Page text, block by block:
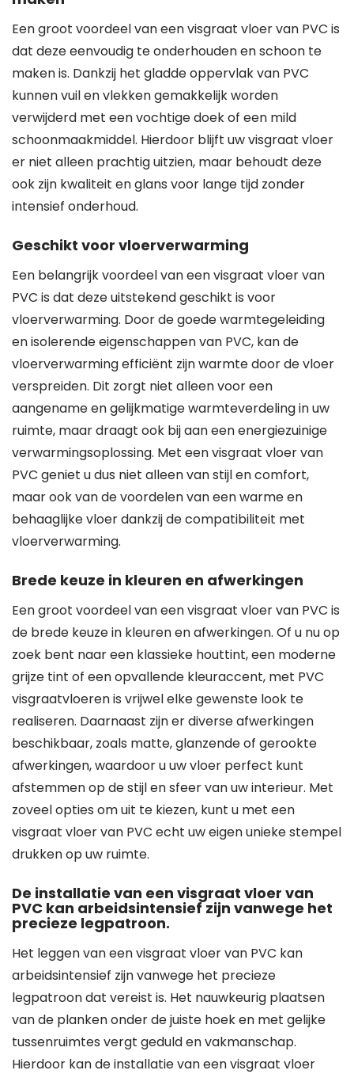
Een groot voordeel van een visgraat vloer van PVC is
dat deze eenvoudig te onderhouden en schoon te
maken is. Dankzij het gladde oppervlak van PVC
kunnen vuil en vlekken gemakkelijk worden
verwijderd met een vochtige doek of een mild
schoonmaakmiddel. Hierdoor blijft uw visgraat vloer
er niet alleen prachtig uitzien, maar behoudt deze
ook zijn kwaliteit en glans voor lange tijd zonder
intensief onderhoud.
Geschikt voor vloerverwarming
Een belangrijk voordeel van een visgraat vloer van
PVC is dat deze uitstekend geschikt is voor
vloerverwarming. Door de goede warmtegeleiding
en isolerende eigenschappen van PVC, kan de
vloerverwarming efficiënt zijn warmte door de vloer
verspreiden. Dit zorgt niet alleen voor een
aangename en gelijkmatige warmteverdeling in uw
ruimte, maar draagt ook bij aan een energiezuinige
verwarmingsoplossing. Met een visgraat vloer van
PVC geniet u dus niet alleen van stijl en comfort,
maar ook van de voordelen van een warme en
behaaglijke vloer dankzij de compatibiliteit met
vloerverwarming.
Brede keuze in kleuren en afwerkingen
Een groot voordeel van een visgraat vloer van PVC is
de brede keuze in kleuren en afwerkingen. Of u nu op
zoek bent naar een klassieke houttint, een moderne
grijze tint of een opvallende kleuraccent, met PVC
visgraatvloeren is vrijwel elke gewenste look te
realiseren. Daarnaast zijn er diverse afwerkingen
beschikbaar, zoals matte, glanzende of gerookte
afwerkingen, waardoor u uw vloer perfect kunt
afstemmen op de stijl en sfeer van uw interieur. Met
zoveel opties om uit te kiezen, kunt u met een
visgraat vloer van PVC echt uw eigen unieke stempel
drukken op uw ruimte.
De installatie van een visgraat vloer van
PVC kan arbeidsintensief zijn vanwege het
precieze legpatroon.
Het leggen van een visgraat vloer van PVC kan
arbeidsintensief zijn vanwege het precieze
legpatroon dat vereist is. Het nauwkeurig plaatsen
van de planken onder de juiste hoek en met gelijke
tussenruimtes vergt geduld en vakmanschap.
Hierdoor kan de installatie van een visgraat vloer